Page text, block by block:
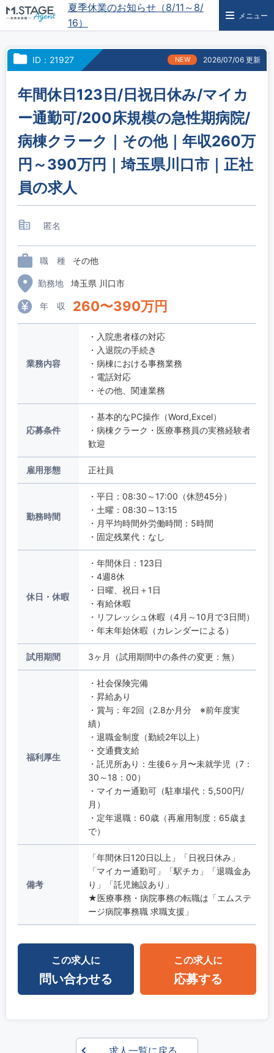
夏季休業のお知らせ（8/11～8/
16）
メニュー
ID：21927 NEW 2026/07/06 更新
年間休日123日/日祝日休み/マイカ
ー通勤可/200床規模の急性期病院/
病棟クラーク｜その他｜年収260万
円～390万円｜埼玉県川口市｜正社
員の求人
匿名
職 種 その他
勤務地 埼玉県 川口市
年 収 260〜390万円
業務内容
・入院患者様の対応
・入退院の手続き
・病棟における事務業務
・電話対応
・その他、関連業務
応募条件
・基本的なPC操作（Word,Excel）
・病棟クラーク・医療事務員の実務経験者
歓迎
雇用形態 正社員
勤務時間
・平日：08:30～17:00（休憩45分）
・土曜：08:30～13:15
・月平均時間外労働時間：5時間
・固定残業代：なし
休日・休暇
・年間休日：123日
・4週8休
・日曜、祝日＋1日
・有給休暇
・リフレッシュ休暇（4月～10月で3日間）
・年末年始休暇（カレンダーによる）
試用期間 3ヶ月（試用期間中の条件の変更：無）
福利厚生
・社会保険完備
・昇給あり
・賞与：年2回（2.8か月分 ※前年度実
績）
・退職金制度（勤続2年以上）
・交通費支給
・託児所あり：生後6ヶ月〜未就学児（7：
30～18：00）
・マイカー通勤可（駐車場代：5,500円/
月）
・定年退職：60歳（再雇用制度：65歳ま
で）
備考
「年間休日120日以上」「日祝日休み」
「マイカー通勤可」「駅チカ」「退職金あ
り」「託児施設あり」
★医療事務・病院事務の転職は「エムステ
ージ病院事務職 求職支援」
この求人に
問い合わせる
この求人に
応募する
求人一覧に戻る